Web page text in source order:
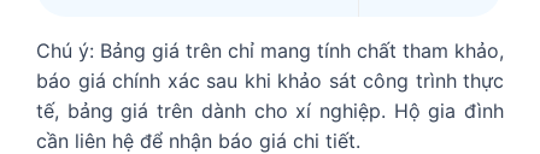
Chú ý: Bảng giá trên chỉ mang tính chất tham khảo,
báo giá chính xác sau khi khảo sát công trình thực
tế, bảng giá trên dành cho xí nghiệp. Hộ gia đình
cần liên hệ để nhận báo giá chi tiết.